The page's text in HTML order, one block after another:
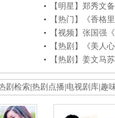
【明星】郑秀文
【热门】《香格
【视频】张国强
【热剧】《美人
【热剧】姜文马
剧检索 热剧点播 电视剧库 趣